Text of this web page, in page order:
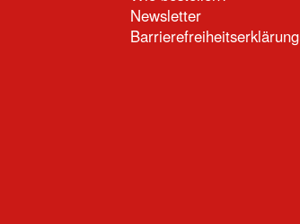
Newsletter
Barrierefreiheitserklärung